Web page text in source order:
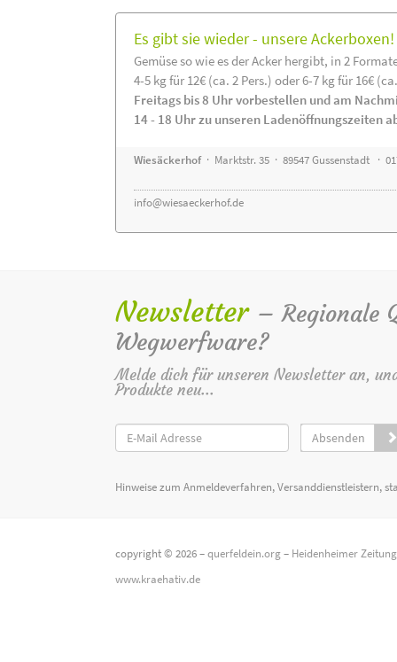
Es gibt sie wieder - unsere Ackerboxen!
Gemüse so wie es der Acker hergibt, in 2
4-5 kg für 12€ (ca. 2 Pers.) oder 6-7 kg für 16€
Freitags bis 8 Uhr vorbestellen und am
14 - 18 Uhr zu unseren Ladenöffnungszeiten
Wiesäckerhof· Marktstr. 35 · 89547 Gussenstadt ·
info@wiesaeckerhof.de
Newsletter – Regionale
Wegwerfware?
Melde dich für unseren Newsletter an,
Produkte neu...
Absenden
Hinweise zum Anmeldeverfahren, Versanddienstleistern,
copyright © 2026 –querfeldein.org– Heidenheimer
www.kraehativ.de